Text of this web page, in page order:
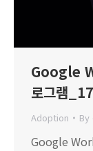
Google
로그램_17
Adoption By
Google